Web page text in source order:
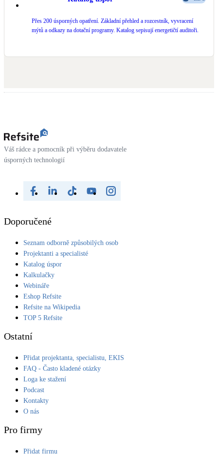
Přes 200 úsporných opatření. Základní přehled a rozcestník, vyvracení
mýtů a odkazy na dotační programy. Katalog sepisují energetičtí auditoři.
Váš rádce a pomocník při výběru dodavatele
úsporných technologií
Doporučené
Seznam odborně způsobilých osob
Projektanti a specialisté
Katalog úspor
Kalkulačky
Webináře
Eshop Refsite
Refsite na Wikipedia
TOP 5 Refsite
Ostatní
Přidat projektanta, specialistu, EKIS
FAQ - Často kladené otázky
Loga ke stažení
Podcast
Kontakty
O nás
Pro firmy
Přidat firmu